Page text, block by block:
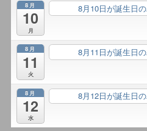
8月
10
月
8月10日が誕生日
8月
11
火
8月11日が誕生日
8月
12
水
8月12日が誕生日